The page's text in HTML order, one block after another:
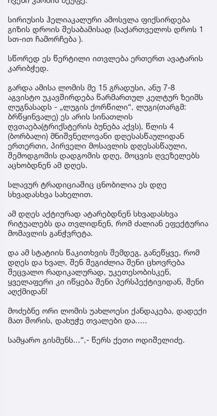
სირიუსის ჰელიაკალური ამოსვლა ფიქსირდება
გიზის დროის შესაბამისად (საქართველოს დროს 1
სთ-ით ჩამორჩება ).
სწორედ ეს წერტილი ითვლება ერთერთ ავატარის
კარიბჭედ.
გარდა ამისა ლომის მე 15 გრადუსი, ანუ 7-8
აგვისტო უკავშირდება წარმართულ კელტურ ზეიმს
ლუგნასადს - „ლუგის ქორწილი“, ლუგი(თარგმ:
ბრწყინვალე) ეს არის სინათლის
ღვთაება(ტრიქსტერის ბუნება აქვს), წლის 4
(ბორბალი) მნიშვნელოვანი დღესასწაულიდან
ერთერთი, პირველი მოსავლის დღესასწაული,
შემოდგომის დადგომის დღე, მოცვის ღვეზელებს
აცხობდნენ ამ დღეს.
სლავურ ტრადიციაშიც ცნობილია ეს დღე
სხვადასხვა სახელით.
ამ დღეს აქტიურად ატარებდნენ სხვადასხვა
რიტუალებს და თვლიდნენ, რომ ძალიან ეფექტურია
მომავლის განჭვრეტა.
და ამ სტატიის წაკითხვის შემდეგ, განეწყვე, რომ
დღეს და ხვალ, შენ შეგიძლია შენი ცხოვრება
შეცვალო რადიკალურად, უკეთესობისკენ,
ყველაფერი კი იწყება შენი პერსპექტივიდან, შენი
აღქმიდან!
მოძებნე ორი ლომის უახლოესი ქანდაკება, დადექი
მათ შორის, დახუჭე თვალები და.....
სამყარო გისმენს...“,- წერს ქეთი ოდიშელიძე.